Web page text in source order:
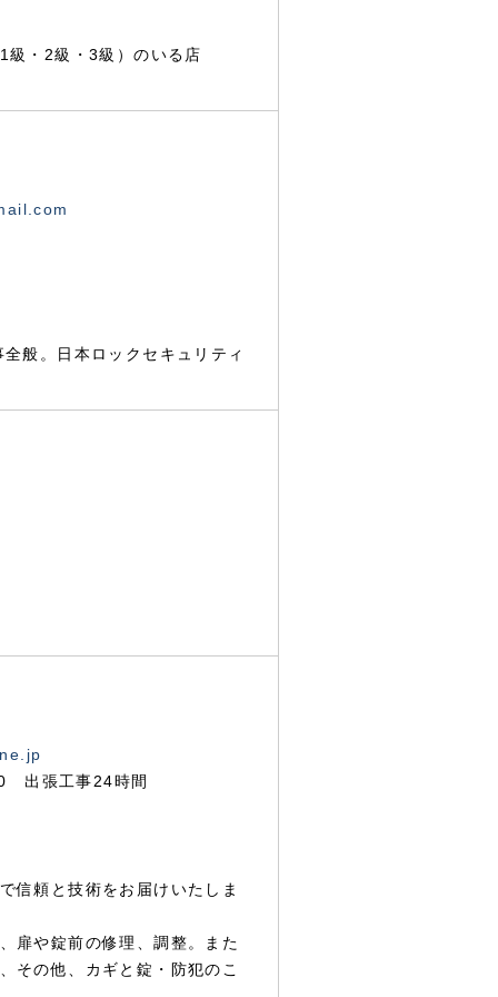
・2級・3級）のいる店
般。日本ロックセキュリティ
出張工事24時間
信頼と技術をお届けいたしま
扉や錠前の修理、調整。また
その他、カギと錠・防犯のこ